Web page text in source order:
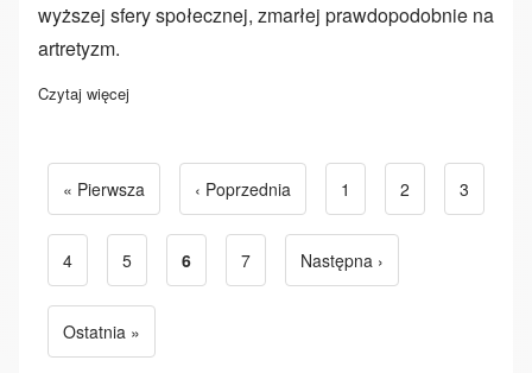
wyższej sfery społecznej, zmarłej prawdopodobnie na
artretyzm.
Czytaj więcej
Stronicowanie
Pierwsza strona
« Pierwsza Poprzednia strona
‹ Poprzednia Strona
1 Strona
2 Strona
3
Strona
4 Strona
5 Bieżąca strona
6 Strona
7 Następna strona
Następna ›
Ostatnia strona
Ostatnia »